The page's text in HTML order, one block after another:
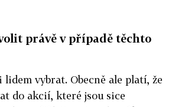
právě v případě těchto
vybrat. Obecně ale platí, že
do akcií, které jsou sice